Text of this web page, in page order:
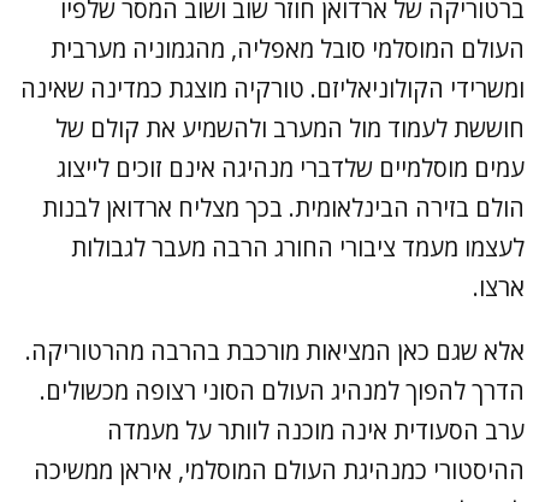
ברטוריקה של ארדואן חוזר שוב ושוב המסר שלפיו
העולם המוסלמי סובל מאפליה, מהגמוניה מערבית
ומשרידי הקולוניאליזם. טורקיה מוצגת כמדינה שאינה
חוששת לעמוד מול המערב ולהשמיע את קולם של
עמים מוסלמיים שלדברי מנהיגה אינם זוכים לייצוג
הולם בזירה הבינלאומית. בכך מצליח ארדואן לבנות
לעצמו מעמד ציבורי החורג הרבה מעבר לגבולות
ארצו.
אלא שגם כאן המציאות מורכבת בהרבה מהרטוריקה.
הדרך להפוך למנהיג העולם הסוני רצופה מכשולים.
ערב הסעודית אינה מוכנה לוותר על מעמדה
ההיסטורי כמנהיגת העולם המוסלמי, איראן ממשיכה